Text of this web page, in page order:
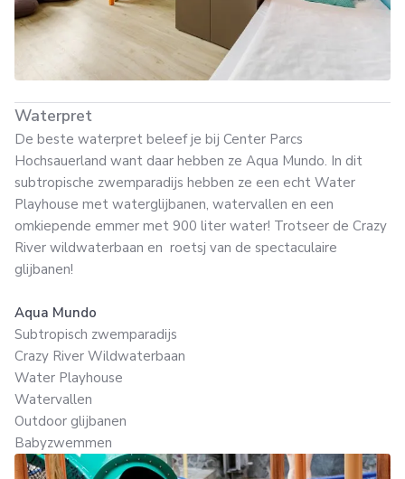
Waterpret
De beste waterpret beleef je bij Center Parcs
Hochsauerland want daar hebben ze Aqua Mundo. In dit
subtropische zwemparadijs hebben ze een echt Water
Playhouse met waterglijbanen, watervallen en een
omkiepende emmer met 900 liter water! Trotseer de Crazy
River wildwaterbaan en roetsj van de spectaculaire
glijbanen!
Aqua Mundo
Subtropisch zwemparadijs
Crazy River Wildwaterbaan
Water Playhouse
Watervallen
Outdoor glijbanen
Babyzwemmen